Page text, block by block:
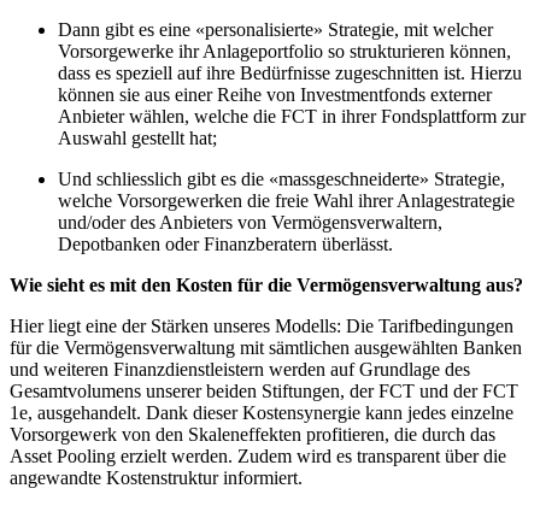
Dann gibt es eine «personalisierte» Strategie, mit welcher
Vorsorgewerke ihr Anlageportfolio so strukturieren können,
dass es speziell auf ihre Bedürfnisse zugeschnitten ist. Hierzu
können sie aus einer Reihe von Investmentfonds externer
Anbieter wählen, welche die FCT in ihrer Fondsplattform zur
Auswahl gestellt hat;
Und schliesslich gibt es die «massgeschneiderte» Strategie,
welche Vorsorgewerken die freie Wahl ihrer Anlagestrategie
und/oder des Anbieters von Vermögensverwaltern,
Depotbanken oder Finanzberatern überlässt.
Wie sieht es mit den Kosten für die Vermögensverwaltung aus?
Hier liegt eine der Stärken unseres Modells: Die Tarifbedingungen
für die Vermögensverwaltung mit sämtlichen ausgewählten Banken
und weiteren Finanzdienstleistern werden auf Grundlage des
Gesamtvolumens unserer beiden Stiftungen, der FCT und der FCT
1e, ausgehandelt. Dank dieser Kostensynergie kann jedes einzelne
Vorsorgewerk von den Skaleneffekten profitieren, die durch das
Asset Pooling erzielt werden. Zudem wird es transparent über die
angewandte Kostenstruktur informiert.